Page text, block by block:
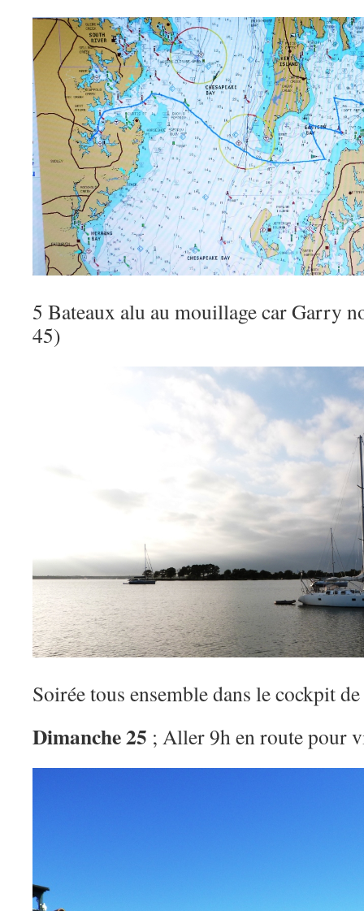
5 Bateaux alu au mouillage car Garry
45)
Soirée tous ensemble dans le cockpit
Dimanche 25 ; Aller 9h en route pour